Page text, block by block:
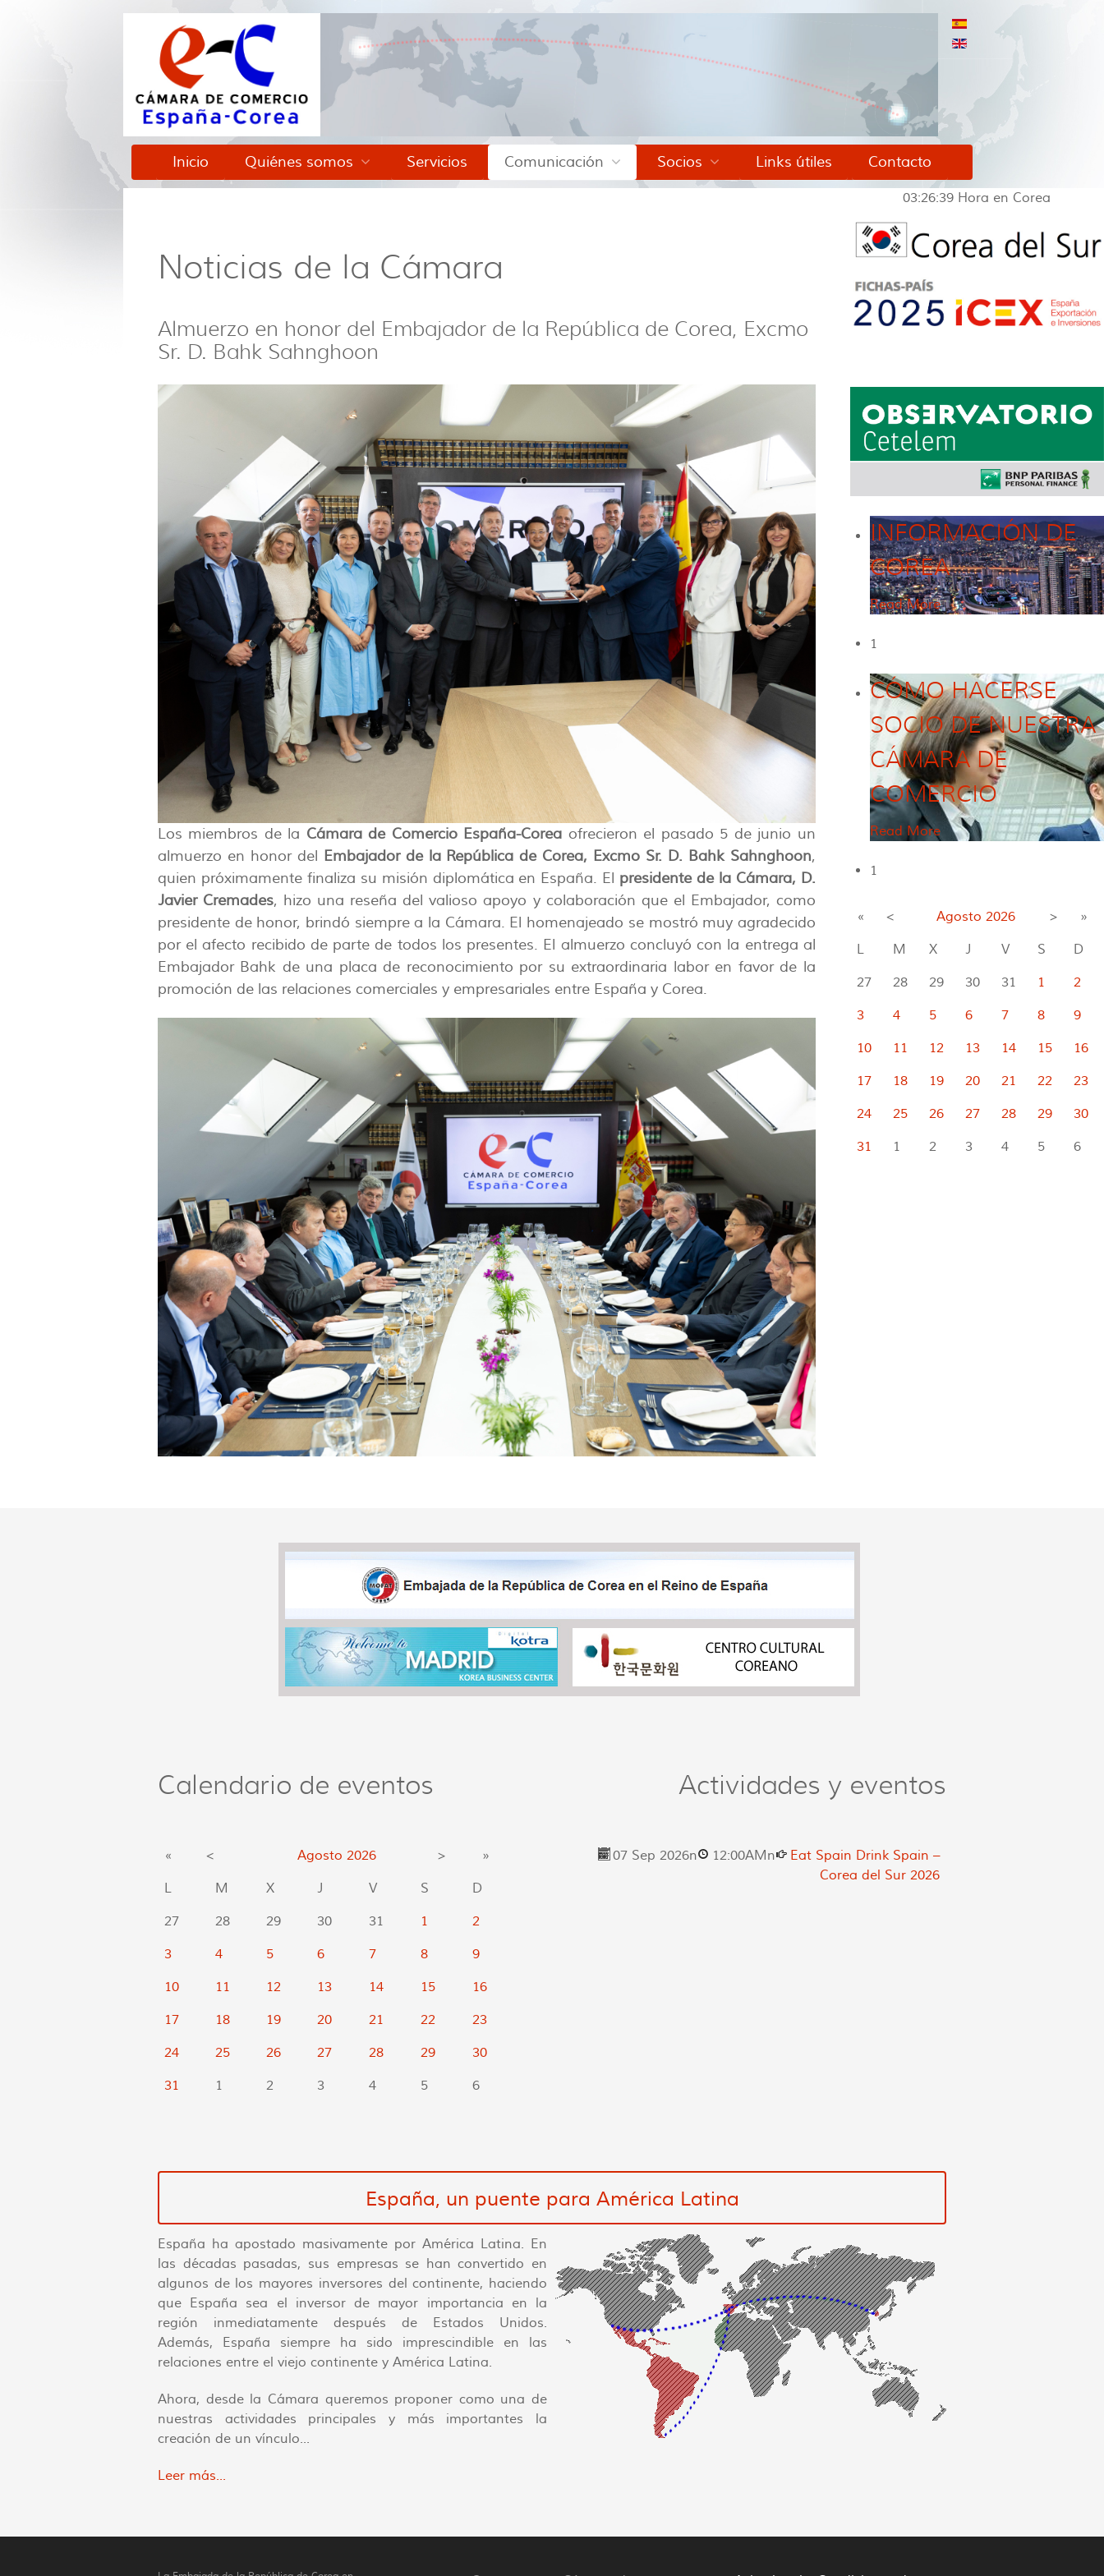
Inicio Quiénes somos Servicios Comunicación Socios Links útiles Contacto
Noticias de la Cámara
Almuerzo en honor del Embajador de la República de Corea, Excmo
Sr. D. Bahk Sahnghoon
Los miembros de la Cámara de Comercio España-Corea ofrecieron el pasado 5 de junio un
almuerzo en honor del Embajador de la República de Corea, Excmo Sr. D. Bahk Sahnghoon,
quien próximamente finaliza su misión diplomática en España. El presidente de la Cámara, D.
Javier Cremades, hizo una reseña del valioso apoyo y colaboración que el Embajador, como
presidente de honor, brindó siempre a la Cámara. El homenajeado se mostró muy agradecido
por el afecto recibido de parte de todos los presentes. El almuerzo concluyó con la entrega al
Embajador Bahk de una placa de reconocimiento por su extraordinaria labor en favor de la
promoción de las relaciones comerciales y empresariales entre España y Corea.
03:26:40 Hora en Corea
INFORMACIÓN DE
COREA
Read More
1
CÓMO HACERSE
SOCIO DE NUESTRA
CÁMARA DE
COMERCIO
Read More
1
« < Agosto 2026 >
»
L
M X J V S
D
27
28 29 30 31 1
2
3
4 5 6 7 8
9
10
11 12 13 14 15
16
17
18 19 20 21 22
23
24
25 26 27 28 29
30
31
1 2 3 4 5 6
Calendario de eventos
« < Agosto 2026 >
»
L
M X J V S
D
27
28 29 30 31 1
2
3
4 5 6 7 8
9
10
11 12 13 14 15
16
17
18 19 20 21 22
23
24
25 26 27 28 29
30
31
1 2 3 4 5 6
Actividades y eventos
07 Sep 2026n 12:00AMn
Eat Spain Drink Spain –
Corea del Sur 2026
España, un puente para América Latina
España ha apostado masivamente por América Latina. En
las décadas pasadas, sus empresas se han convertido en
algunos de los mayores inversores del continente, haciendo
que España sea el inversor de mayor importancia en la
región inmediatamente después de Estados Unidos.
Además, España siempre ha sido imprescindible en las
relaciones entre el viejo continente y América Latina.
Ahora, desde la Cámara queremos proponer como una de
nuestras actividades principales y más importantes la
creación de un vínculo...
Leer más...